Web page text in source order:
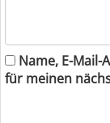
Name, E-
für meinen